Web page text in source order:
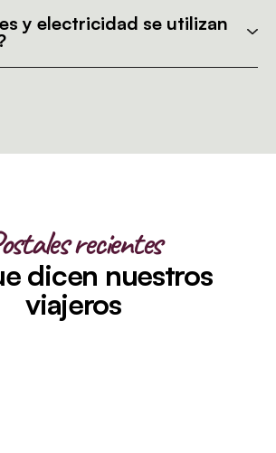
y electricidad se utilizan
recientes
dicen nuestros
viajeros